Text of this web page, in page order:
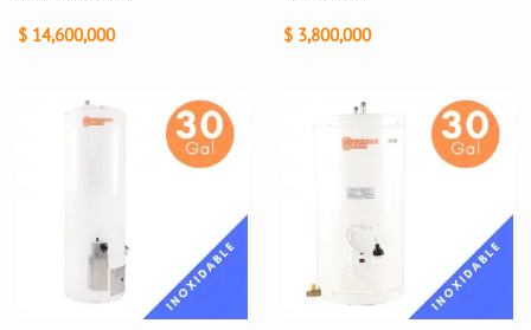
$ 14,600,000 $ 3,800,000